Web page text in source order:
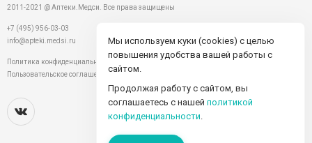
2011-2021 @ Аптеки.Медси. Все права защищены
+7 (495) 956-03-03
info@apteki.medsi.ru
Политика конфиденциальности
Пользовательское соглашение
Мы используем куки (cookies) с целью
повышения удобства вашей работы с
сайтом.
Продолжая работу с сайтом, вы
соглашаетесь с нашей политикой
конфиденциальности